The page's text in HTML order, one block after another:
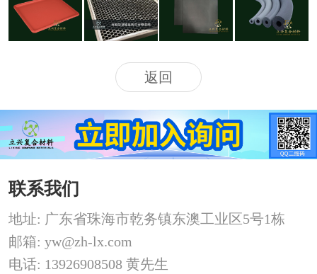
真空气囊
风板
发泡硅胶条
返回
联系我们
地址: 广东省珠海市乾务镇东澳工业区5号1栋
邮箱: yw@zh-lx.com
电话: 13926908508 黄先生